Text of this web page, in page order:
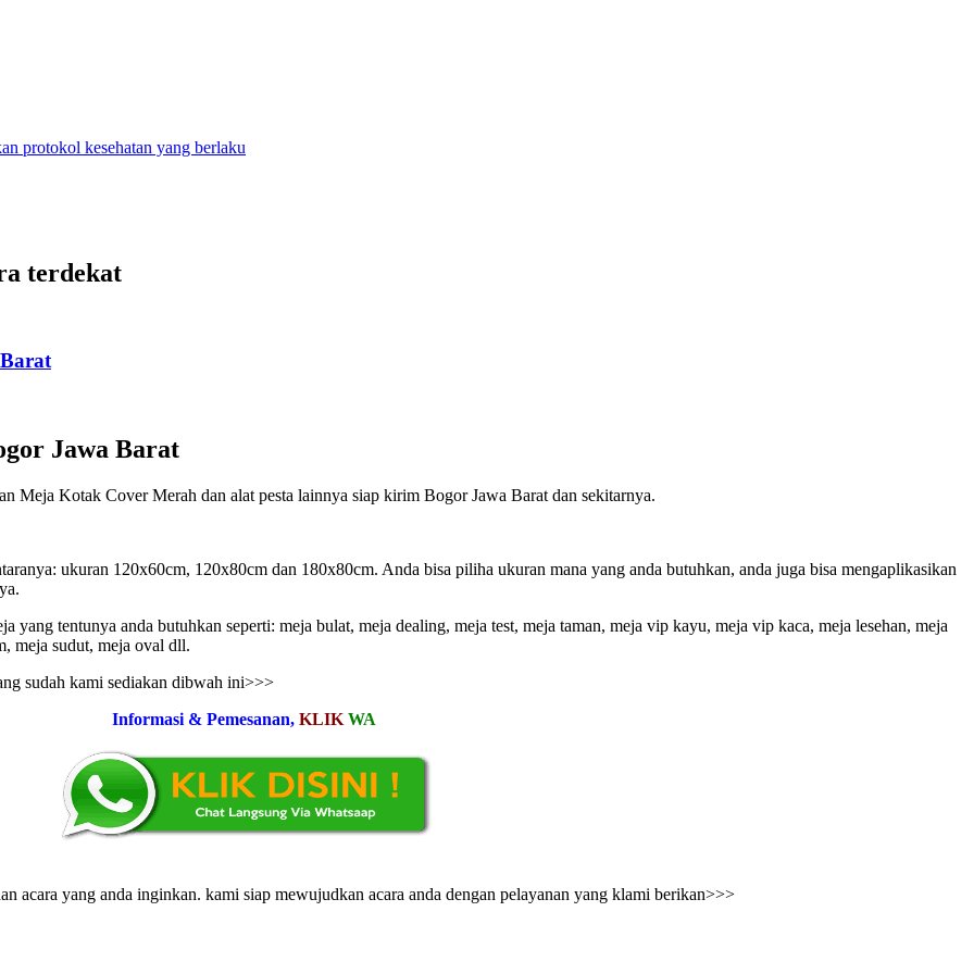
protokol kesehatan yang berlaku
terdekat
Jawa Barat
Kotak Cover Merah dan alat pesta lainnya siap kirim Bogor Jawa Barat dan sekitarnya.
ukuran 120x60cm, 120x80cm dan 180x80cm. Anda bisa piliha ukuran mana yang anda butuhkan, anda juga bisa mengaplikasikan
tentunya anda butuhkan seperti: meja bulat, meja dealing, meja test, meja taman, meja vip kayu, meja vip kaca, meja lesehan, meja
meja sudut, meja oval dll.
sudah kami sediakan dibwah ini>>>
Informasi & Pemesanan, KLIK WA
acara yang anda inginkan. kami siap mewujudkan acara anda dengan pelayanan yang klami berikan>>>